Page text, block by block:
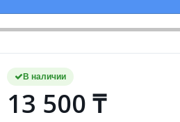
В наличии
13 500 ₸